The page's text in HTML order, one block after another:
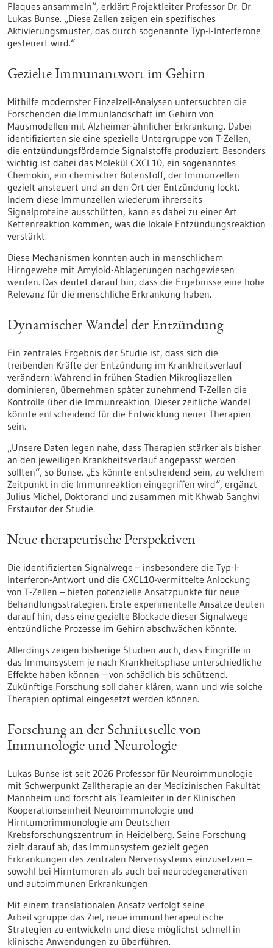
Plaques ansammeln“, erklärt Projektleiter Professor Dr. Dr.
Lukas Bunse. „Diese Zellen zeigen ein spezifisches
Aktivierungsmuster, das durch sogenannte Typ-I-Interferone
gesteuert wird.“
Gezielte Immunantwort im Gehirn
Mithilfe modernster Einzelzell-Analysen untersuchten die
Forschenden die Immunlandschaft im Gehirn von
Mausmodellen mit Alzheimer-ähnlicher Erkrankung. Dabei
identifizierten sie eine spezielle Untergruppe von T-Zellen,
die entzündungsfördernde Signalstoffe produziert. Besonders
wichtig ist dabei das Molekül CXCL10, ein sogenanntes
Chemokin, ein chemischer Botenstoff, der Immunzellen
gezielt ansteuert und an den Ort der Entzündung lockt.
Indem diese Immunzellen wiederum ihrerseits
Signalproteine ausschütten, kann es dabei zu einer Art
Kettenreaktion kommen, was die lokale Entzündungsreaktion
verstärkt.
Diese Mechanismen konnten auch in menschlichem
Hirngewebe mit Amyloid-Ablagerungen nachgewiesen
werden. Das deutet darauf hin, dass die Ergebnisse eine hohe
Relevanz für die menschliche Erkrankung haben.
Dynamischer Wandel der Entzündung
Ein zentrales Ergebnis der Studie ist, dass sich die
treibenden Kräfte der Entzündung im Krankheitsverlauf
verändern: Während in frühen Stadien Mikrogliazellen
dominieren, übernehmen später zunehmend T-Zellen die
Kontrolle über die Immunreaktion. Dieser zeitliche Wandel
könnte entscheidend für die Entwicklung neuer Therapien
sein.
„Unsere Daten legen nahe, dass Therapien stärker als bisher
an den jeweiligen Krankheitsverlauf angepasst werden
sollten“, so Bunse. „Es könnte entscheidend sein, zu welchem
Zeitpunkt in die Immunreaktion eingegriffen wird“, ergänzt
Julius Michel, Doktorand und zusammen mit Khwab Sanghvi
Erstautor der Studie.
Neue therapeutische Perspektiven
Die identifizierten Signalwege – insbesondere die Typ-I-
Interferon-Antwort und die CXCL10-vermittelte Anlockung
von T-Zellen – bieten potenzielle Ansatzpunkte für neue
Behandlungsstrategien. Erste experimentelle Ansätze deuten
darauf hin, dass eine gezielte Blockade dieser Signalwege
entzündliche Prozesse im Gehirn abschwächen könnte.
Allerdings zeigen bisherige Studien auch, dass Eingriffe in
das Immunsystem je nach Krankheitsphase unterschiedliche
Effekte haben können – von schädlich bis schützend.
Zukünftige Forschung soll daher klären, wann und wie solche
Therapien optimal eingesetzt werden können.
Forschung an der Schnittstelle von
Immunologie und Neurologie
Lukas Bunse ist seit 2026 Professor für Neuroimmunologie
mit Schwerpunkt Zelltherapie an der Medizinischen Fakultät
Mannheim und forscht als Teamleiter in der Klinischen
Kooperationseinheit Neuroimmunologie und
Hirntumorimmunologie am Deutschen
Krebsforschungszentrum in Heidelberg. Seine Forschung
zielt darauf ab, das Immunsystem gezielt gegen
Erkrankungen des zentralen Nervensystems einzusetzen –
sowohl bei Hirntumoren als auch bei neurodegenerativen
und autoimmunen Erkrankungen.
Mit einem translationalen Ansatz verfolgt seine
Arbeitsgruppe das Ziel, neue immuntherapeutische
Strategien zu entwickeln und diese möglichst schnell in
klinische Anwendungen zu überführen.